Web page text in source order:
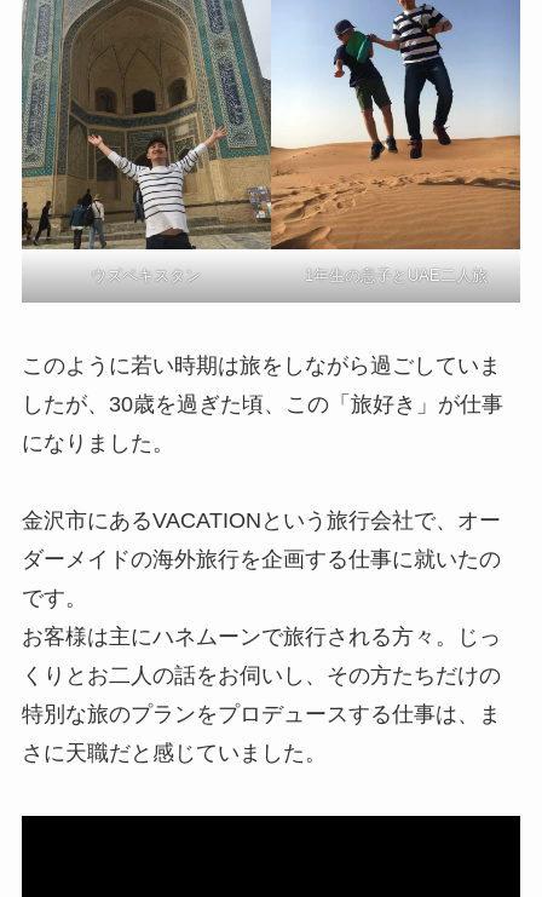
ウズベキスタン 1年生の息子とUAE二人旅
このように若い時期は旅をしながら過ごしていま
したが、30歳を過ぎた頃、この「旅好き」が仕事
になりました。
金沢市にあるVACATIONという旅行会社で、オー
ダーメイドの海外旅行を企画する仕事に就いたの
です。
お客様は主にハネムーンで旅行される方々。じっ
くりとお二人の話をお伺いし、その方たちだけの
特別な旅のプランをプロデュースする仕事は、ま
さに天職だと感じていました。